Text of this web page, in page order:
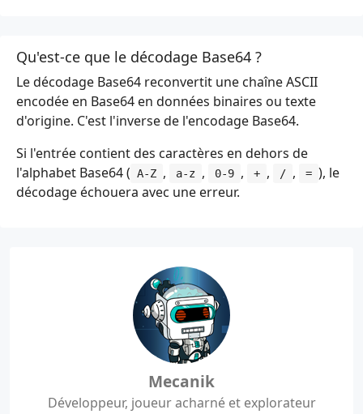
Qu'est-ce que le décodage Base64 ?
Le décodage Base64 reconvertit une chaîne ASCII
encodée en Base64 en données binaires ou texte
d'origine. C'est l'inverse de l'encodage Base64.
Si l'entrée contient des caractères en dehors de
l'alphabet Base64 ( A-Z , a-z , 0-9 , + , / , = ), le
décodage échouera avec une erreur.
Mecanik
Développeur, joueur acharné et explorateur